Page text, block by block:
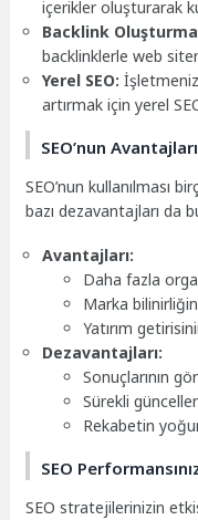
içerikler oluşturarak
Backlink
backlinklerle web
Yerel SEO:
artırmak için yerel
SEO’nun
SEO’nun kullanılması
bazı dezavantajları da
Avantajları:
Daha fazla
Marka
Yatırım
Dezavantajları:
Sonuçlarının
Sürekli
Rekabetin
SEO
SEO stratejilerinizin